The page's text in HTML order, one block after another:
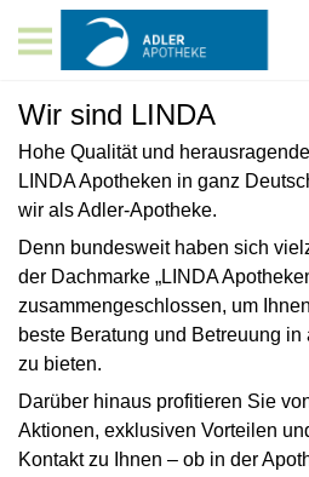
Wir sind LINDA
Hohe Qualität und
LINDA Apotheken in ganz
wir als Adler-Apotheke.
Denn bundesweit haben sich
der Dachmarke „LINDA
zusammengeschlossen, um
beste Beratung und Betreuung
zu bieten.
Darüber hinaus profitieren Sie
Aktionen, exklusiven Vorteilen
Kontakt zu Ihnen – ob in der